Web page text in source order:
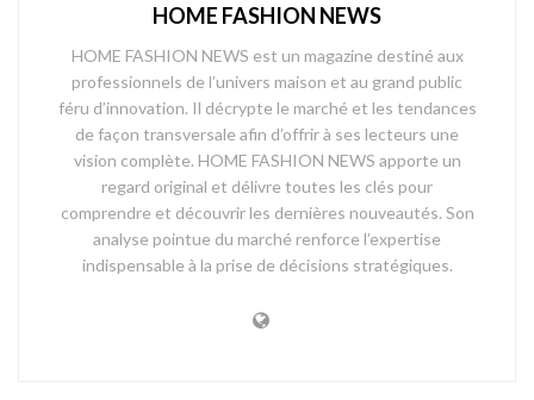
HOME FASHION NEWS
HOME FASHION NEWS est un magazine destiné aux
professionnels de l’univers maison et au grand public
féru d’innovation. Il décrypte le marché et les tendances
de façon transversale afin d’offrir à ses lecteurs une
vision complète. HOME FASHION NEWS apporte un
regard original et délivre toutes les clés pour
comprendre et découvrir les dernières nouveautés. Son
analyse pointue du marché renforce l’expertise
indispensable à la prise de décisions stratégiques.